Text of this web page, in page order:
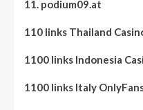
11. podium09.at
110 links Thailand
1100 links Indonesia
1100 links Italy